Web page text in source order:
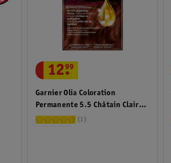
Garnier Olia Coloration
Permanente 5.5 Châtain Clair
Acajou
12.
99
1